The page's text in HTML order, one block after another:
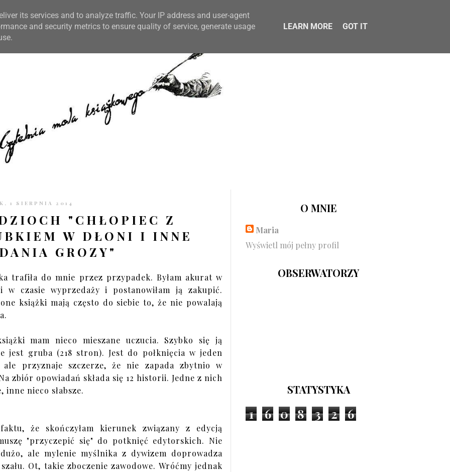
KONTAKT CZYTELNIA PO GODZINACH
1 SIERPNIA 2014
"CHŁOPIEC Z
W DŁONI I INNE
GROZY"
trafiła do mnie przez przypadek. Byłam akurat w
w czasie wyprzedaży i postanowiłam ją zakupić.
książki mają często do siebie to, że nie powalają
mam nieco mieszane uczucia. Szybko się ją
jest gruba (218 stron). Jest do połknięcia w jeden
ale przyznaje szczerze, że nie zapada zbytnio w
zbiór opowiadań składa się 12 historii. Jedne z nich
inne nieco słabsze.
że skończyłam kierunek związany z edycją
"przyczepić się" do potknięć edytorskich. Nie
ale mylenie myślnika z dywizem doprowadza
Ot, takie zboczenie zawodowe. Wróćmy jednak
O MNIE
Maria
Wyświetl mój pełny profil
OBSERWATORZY
STATYSTYKA
1 6 0 8 3 2 6
its services and to analyze traffic. Your IP address and user-agent
and security metrics to ensure quality of service, generate usage
LEARN MORE GOT IT